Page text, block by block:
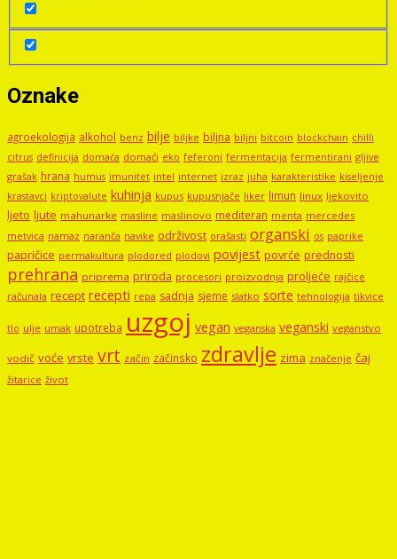
Oznake
agroekologija alkohol benz bilje biljke biljna biljni bitcoin blockchain chilli
citrus definicija domaća domaći eko feferoni fermentacija fermentirani gljive
grašak hrana humus imunitet intel internet izraz juha karakteristike kiseljenje
krastavci kriptovalute kuhinja kupus kupusnjače liker limun linux ljekovito
ljeto ljute mahunarke masline maslinovo mediteran menta mercedes
metvica namaz naranča navike održivost orašasti organski os paprike
papričice permakultura plodored plodovi povijest povrće prednosti
prehrana priprema priroda procesori proizvodnja proljeće rajčice
računala recept recepti repa sadnja sjeme slatko sorte tehnologija tikvice
tlo ulje umak upotreba uzgoj vegan veganska veganski veganstvo
vodič voće vrste vrt začin začinsko zdravlje zima značenje čaj
žitarice život